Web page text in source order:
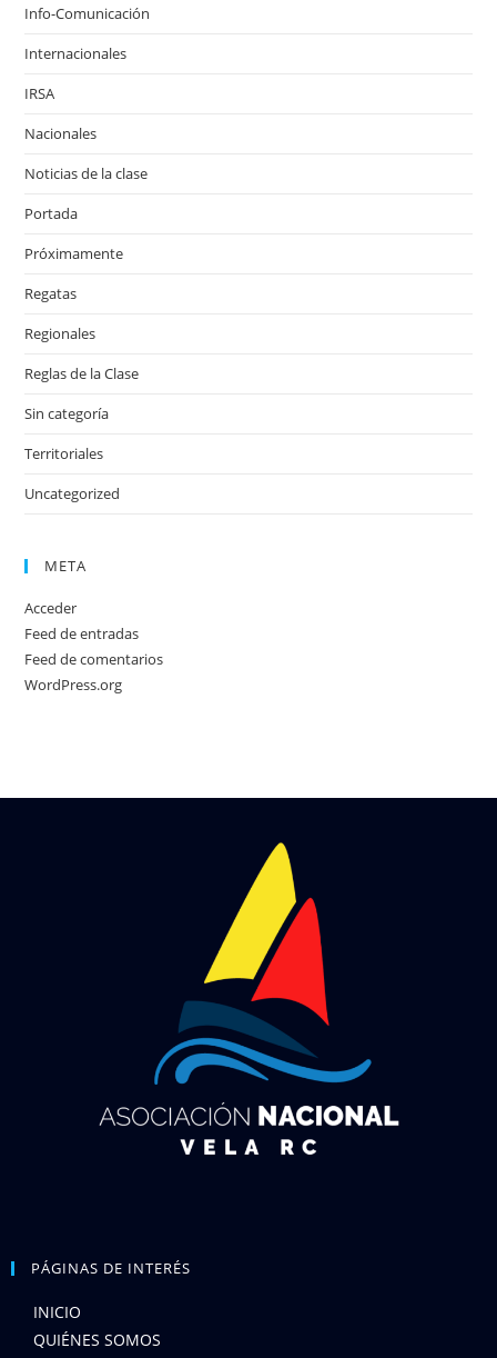
Info-Comunicación
Internacionales
IRSA
Nacionales
Noticias de la clase
Portada
Próximamente
Regatas
Regionales
Reglas de la Clase
Sin categoría
Territoriales
Uncategorized
META
Acceder
Feed de entradas
Feed de comentarios
WordPress.org
PÁGINAS DE INTERÉS
INICIO
QUIÉNES SOMOS